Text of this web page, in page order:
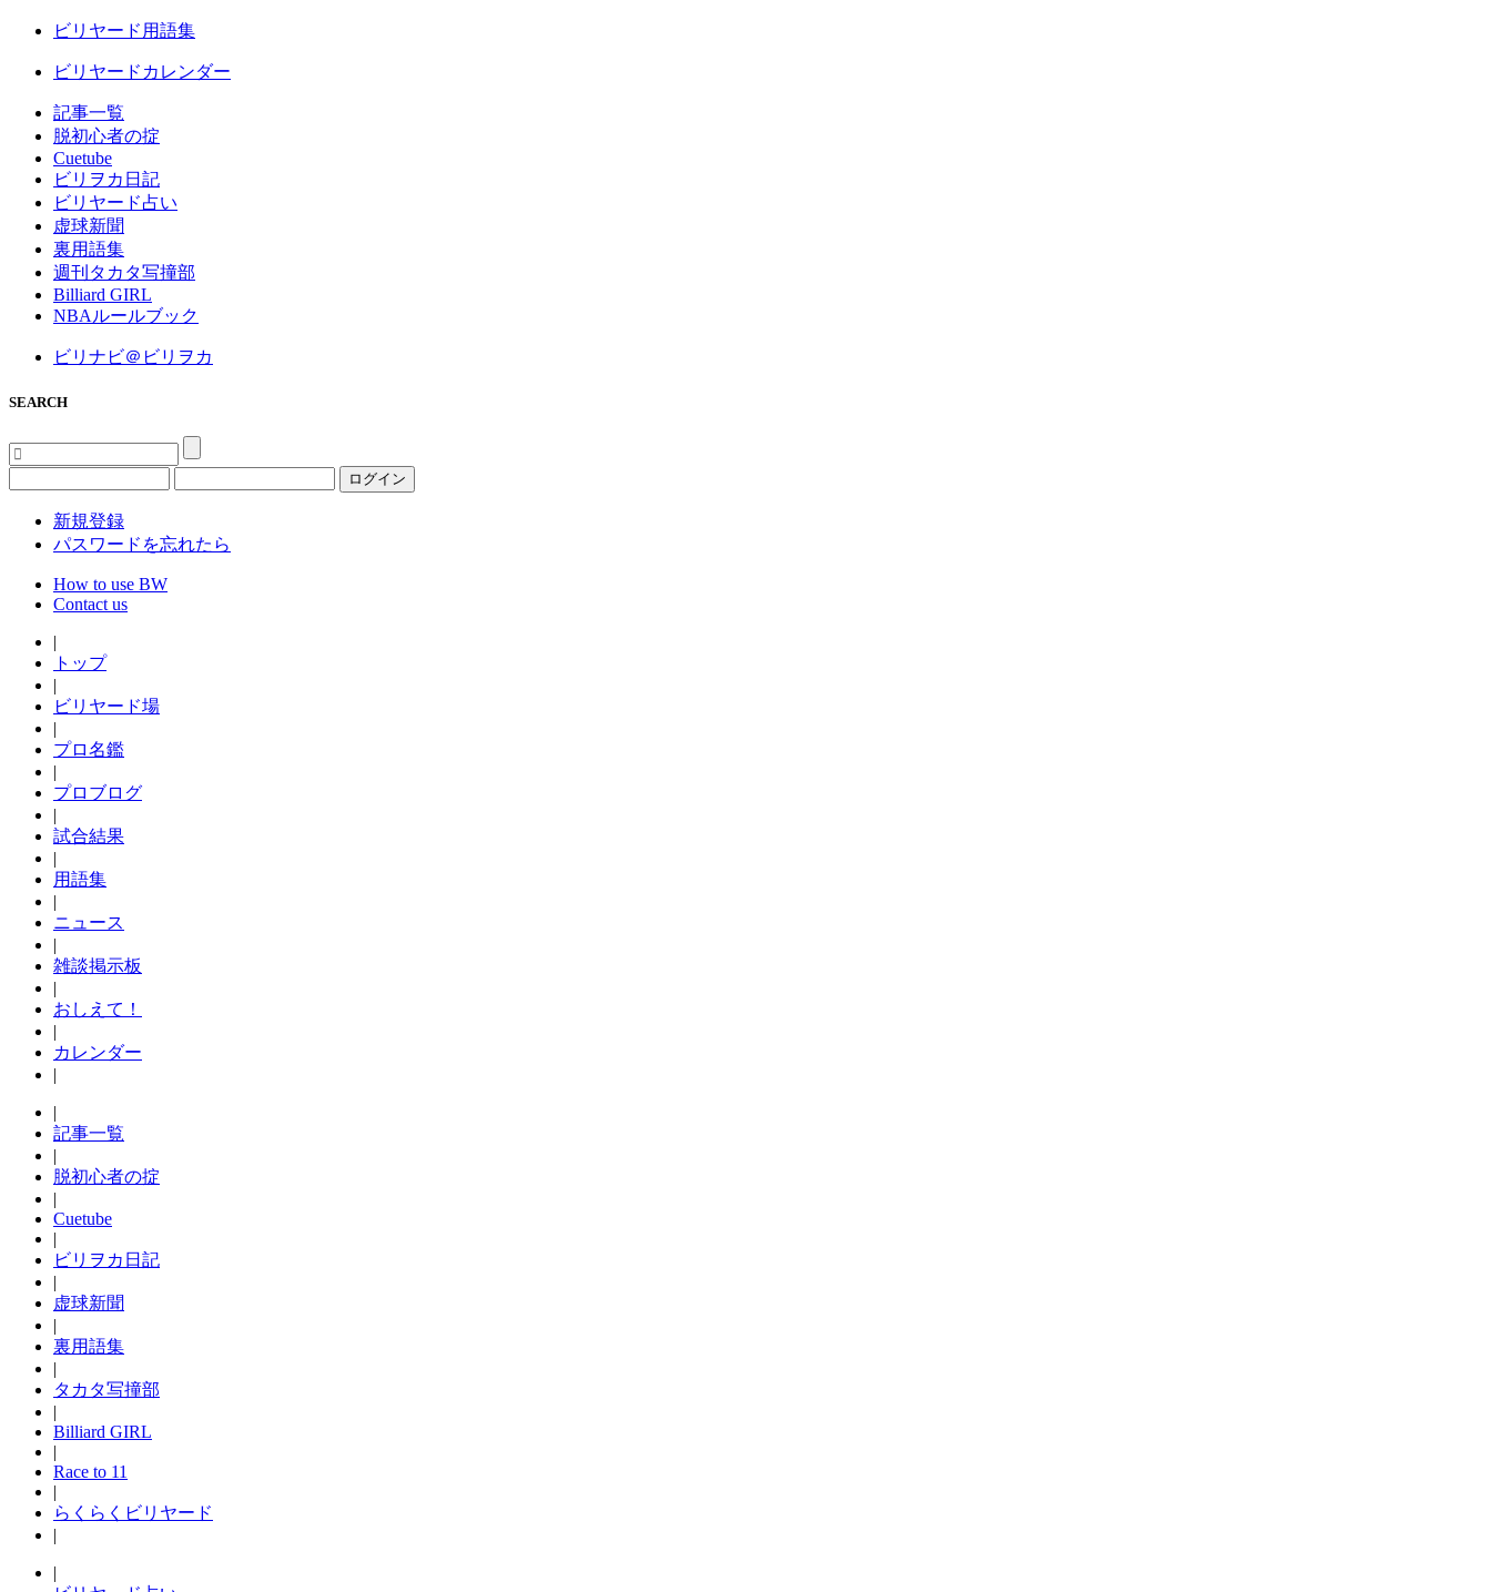
ビリヤード用語集
ビリヤードカレンダー
記事一覧
脱初心者の掟
Cuetube
ビリヲカ日記
ビリヤード占い
虚球新聞
裏用語集
週刊タカタ写撞部
Billiard GIRL
NBAルールブック
ビリナビ＠ビリヲカ
SEARCH
ログイン
新規登録
パスワードを忘れたら
How to use BW
Contact us
|
トップ
|
ビリヤード場
|
プロ名鑑
|
プロブログ
|
試合結果
|
用語集
|
ニュース
|
雑談掲示板
|
おしえて！
|
カレンダー
|
|
記事一覧
|
脱初心者の掟
|
Cuetube
|
ビリヲカ日記
|
虚球新聞
|
裏用語集
|
タカタ写撞部
|
Billiard GIRL
|
Race to 11
|
らくらくビリヤード
|
|